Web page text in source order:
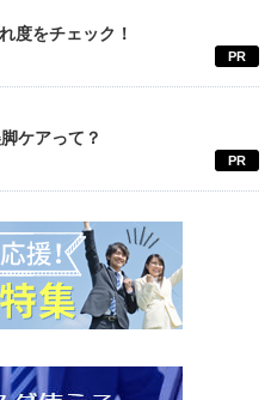
度をチェック！
PR
ケアって？
PR